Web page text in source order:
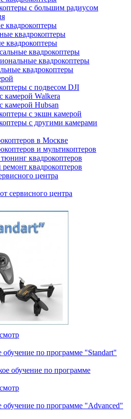
с большим радиусом
квадрокоптеры
квадрокоптеры
квадрокоптеры
квадрокоптеры
квадрокоптеры
квадрокоптеры
с подвесом DJI
камерой Walkera
камерой Hubsan
с экшн камерой
с другими камерами
в Москве
и мультикоптеров
квадрокоптеров
квадрокоптеров
центра
сервисного центра
обучение по программе "Standart"
обучение по программе "Advanced"